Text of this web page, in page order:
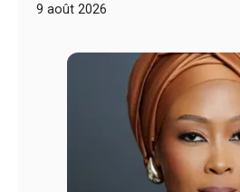
9 août 2026